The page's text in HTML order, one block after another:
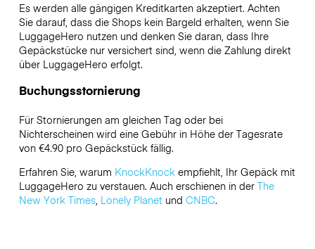
Es werden alle gängigen Kreditkarten akzeptiert. Achten
Sie darauf, dass die Shops kein Bargeld erhalten, wenn Sie
LuggageHero nutzen und denken Sie daran, dass Ihre
Gepäckstücke nur versichert sind, wenn die Zahlung direkt
über LuggageHero erfolgt.
Buchungsstornierung
Für Stornierungen am gleichen Tag oder bei
Nichterscheinen wird eine Gebühr in Höhe der Tagesrate
von €4.90 pro Gepäckstück fällig.
Erfahren Sie, warum KnockKnockempfiehlt, Ihr Gepäck mit
LuggageHero zu verstauen. Auch erschienen in der The
New York Times, Lonely Planetund CNBC.